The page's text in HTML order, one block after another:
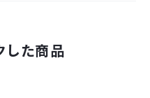
した商品